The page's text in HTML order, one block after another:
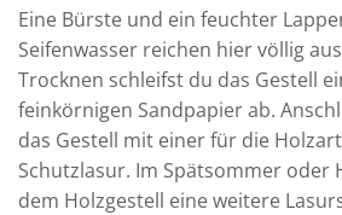
Eine Bürste und ein feuchter
Seifenwasser reichen hier völlig
Trocknen schleifst du das Gestell
feinkörnigen Sandpapier ab.
das Gestell mit einer für die
Schutzlasur. Im Spätsommer oder
dem Holzgestell eine weitere